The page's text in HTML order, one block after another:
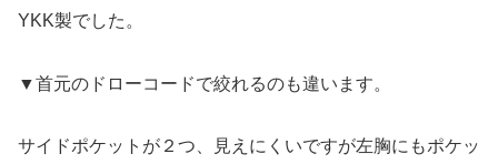
YKK製でした。
▼首元のドローコードで絞れるのも違います。
サイドポケットが２つ、見えにくいですが左胸にもポケッ